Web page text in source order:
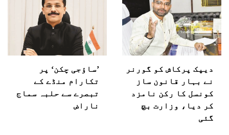
دیپک پرکاش کو گورنر
نے بہار قانون ساز
کونسل کا رکن نامزد
کر دیا، وزارت بچ
گئی
’ساؤجی چکن‘ پر
تکارام منڈے کے
تبصرے سے حلبہ سماج
ناراض